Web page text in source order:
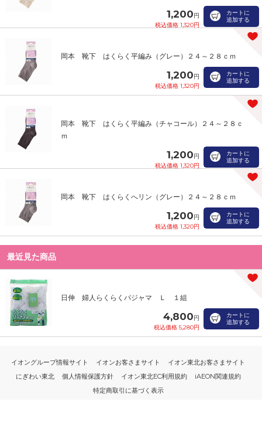
1,200円
税込価格 1,320円
カートに
追加する
岡本 靴下 はくらく平編み（グレー）２４～２８ｃｍ
1,200円
税込価格 1,320円
カートに
追加する
岡本 靴下 はくらく平編み（チャコール）２４～２８ｃ
ｍ
1,200円
税込価格 1,320円
カートに
追加する
岡本 靴下 はくらくへリン（グレー）２４～２８ｃｍ
1,200円
税込価格 1,320円
カートに
追加する
最近見た商品
日伸 婦人らくらくパジャマ Ｌ １組
4,800円
税込価格 5,280円
カートに
追加する
イオングループ情報サイト イオンお客さまサイト
イオン東北お客さまサイト
にぎわい東北
個人情報保護方針 イオン東北EC利用規約
iAEON関連規約
特定商取引に基づく表示